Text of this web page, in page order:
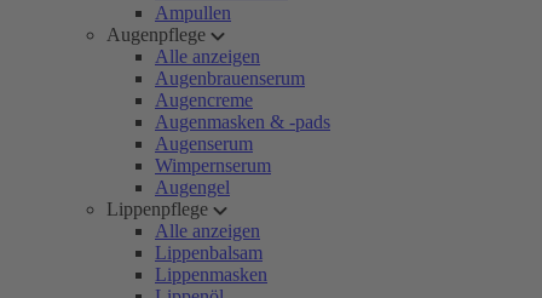
Ampullen
Augenpflege
Alle anzeigen
Augenbrauenserum
Augencreme
Augenmasken & -pads
Augenserum
Wimpernserum
Augengel
Lippenpflege
Alle anzeigen
Lippenbalsam
Lippenmasken